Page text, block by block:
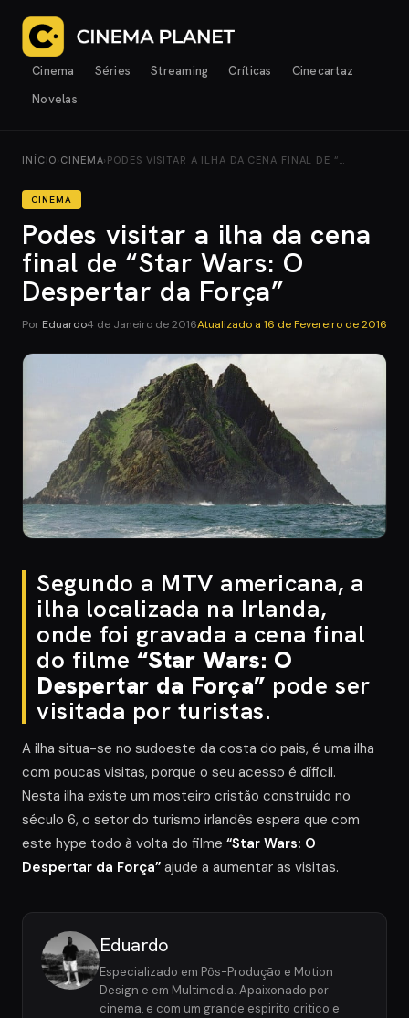
Cinema Séries Streaming Críticas
Cinecartaz
Novelas
INÍCIO› CINEMA› PODES VISITAR A ILHA DA CENA FINAL DE “…
CINEMA
Podes visitar a ilha da cena
final de “Star Wars: O
Despertar da Força”
Por Eduardo4 de Janeiro de 2016Atualizado a 16 de Fevereiro de 2016
Segundo a MTV americana, a
ilha localizada na Irlanda,
onde foi gravada a cena final
do filme “Star Wars: O
Despertar da Força” pode ser
visitada por turistas.
A ilha situa-se no sudoeste da costa do pais, é uma ilha
com poucas visitas, porque o seu acesso é díficil.
Nesta ilha existe um mosteiro cristão construido no
século 6, o setor do turismo irlandês espera que com
este hype todo à volta do filme “Star Wars: O
Despertar da Força” ajude a aumentar as visitas.
Eduardo
Especializado em Pôs-Produção e Motion
Design e em Multimedia. Apaixonado por
cinema, e com um grande espirito critico e